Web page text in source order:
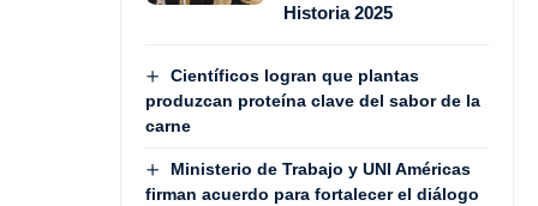
Historia 2025
Científicos logran que plantas
produzcan proteína clave del sabor de la
carne
Ministerio de Trabajo y UNI Américas
firman acuerdo para fortalecer el diálogo